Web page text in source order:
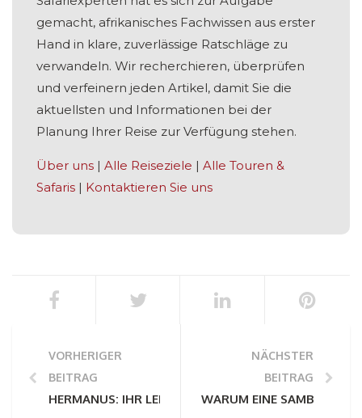
gemacht, afrikanisches Fachwissen aus erster
Hand in klare, zuverlässige Ratschläge zu
verwandeln. Wir recherchieren, überprüfen
und verfeinern jeden Artikel, damit Sie die
aktuellsten und Informationen bei der
Planung Ihrer Reise zur Verfügung stehen.
Über uns | Alle Reiseziele | Alle Touren &
Safaris | Kontaktieren Sie uns
VORHERIGER
BEITRAG
HERMANUS: IHR LEITFADEN FÜR DIE WELTBESTEN
NÄCHSTER
BEITRAG
WARUM EINE SAMBIA-